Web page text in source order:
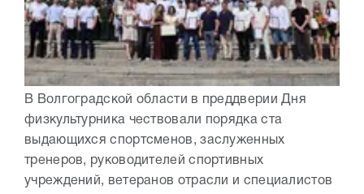
В Волгоградской области в преддверии Дня
физкультурника чествовали порядка ста
выдающихся спортсменов, заслуженных
тренеров, руководителей спортивных
учреждений, ветеранов отрасли и специалистов